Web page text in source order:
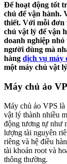
Để hoạt động tốt
chủ để vận hành.
thiết. Với mỗi đơn
chủ vật lý để vận
doanh nghiệp
người dùng mà
hàng dịch vụ máy
một máy chủ vật
Máy chủ ảo
Máy chủ ảo VPS là
vật lý thành nhiều
động tương tự như
lượng tài nguyên
riêng và hệ điều
tài khoản root và
thông thường.